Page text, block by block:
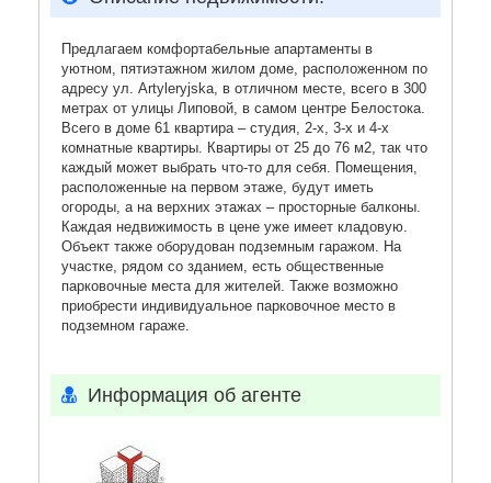
Предлагаем комфортабельные апартаменты в
уютном, пятиэтажном жилом доме, расположенном по
адресу ул. Artyleryjska, в отличном месте, всего в 300
метрах от улицы Липовой, в самом центре Белостока.
Всего в доме 61 квартира – студия, 2-х, 3-х и 4-х
комнатные квартиры. Квартиры от 25 до 76 м2, так что
каждый может выбрать что-то для себя. Помещения,
расположенные на первом этаже, будут иметь
огороды, а на верхних этажах – просторные балконы.
Каждая недвижимость в цене уже имеет кладовую.
Объект также оборудован подземным гаражом. На
участке, рядом со зданием, есть общественные
парковочные места для жителей. Также возможно
приобрести индивидуальное парковочное место в
подземном гараже.
Информация об агенте